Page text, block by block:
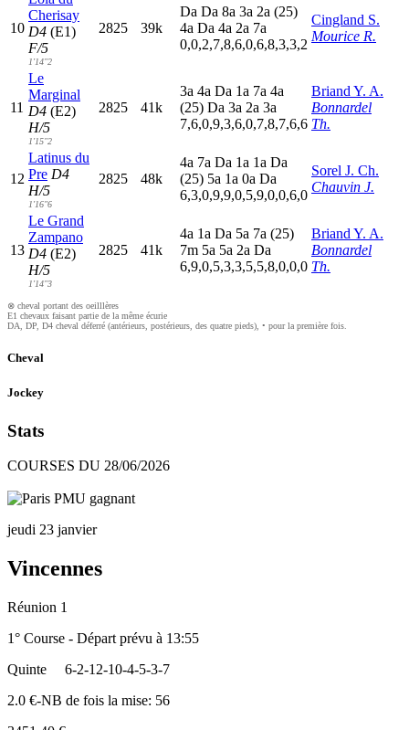
10
Cherisay
D4 (E1)
F/5
1'14"2
2825 39k
Da Da 8a 3a 2a (25)
4a Da 4a 2a 7a
0,0,2,7,8,6,0,6,8,3,3,2
Cingland S.
Mourice R.
11
Le
Marginal
D4 (E2)
H/5
1'15"2
2825 41k
3a 4a Da 1a 7a 4a
(25) Da 3a 2a 3a
7,6,0,9,3,6,0,7,8,7,6,6
Briand Y. A.
Bonnardel
Th.
12
Latinus du
Pre D4
H/5
1'16"6
2825 48k
4a 7a Da 1a 1a Da
(25) 5a 1a 0a Da
6,3,0,9,9,0,5,9,0,0,6,0
Sorel J. Ch.
Chauvin J.
13
Le Grand
Zampano
D4 (E2)
H/5
1'14"3
2825 41k
4a 1a Da 5a 7a (25)
7m 5a 5a 2a Da
6,9,0,5,3,3,5,5,8,0,0,0
Briand Y. A.
Bonnardel
Th.
⊗ cheval portant des oeilllères
E1 chevaux faisant partie de la même écurie
DA, DP, D4 cheval déferré (antérieurs, postérieurs, des quatre pieds), • pour la première fois.
Cheval
Jockey
Stats
COURSES DU 28/06/2026
jeudi 23 janvier
Vincennes
Réunion 1
1° Course - Départ prévu à 13:55
Quinte
6-2-12-10-4-5-3-7
2.0 €-NB de fois la mise: 56